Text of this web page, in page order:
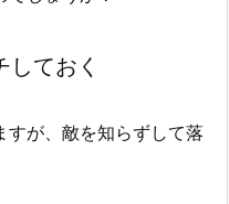
ておく
すが、敵を知らずして落